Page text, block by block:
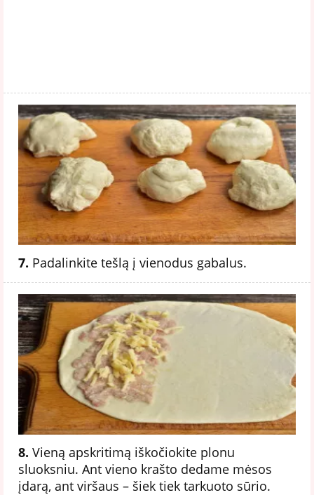
7. Padalinkite tešlą į vienodus gabalus.
8. Vieną apskritimą iškočiokite plonu
sluoksniu. Ant vieno krašto dedame mėsos
įdarą, ant viršaus – šiek tiek tarkuoto sūrio.